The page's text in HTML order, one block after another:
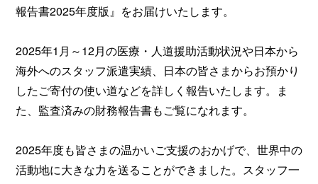
報告書2025年度版』をお届けいたします。
2025年1月～12月の医療・人道援助活動状況や日本から
海外へのスタッフ派遣実績、日本の皆さまからお預かり
したご寄付の使い道などを詳しく報告いたします。ま
た、監査済みの財務報告書もご覧になれます。
2025年度も皆さまの温かいご支援のおかげで、世界中の
活動地に大きな力を送ることができました。スタッフ一